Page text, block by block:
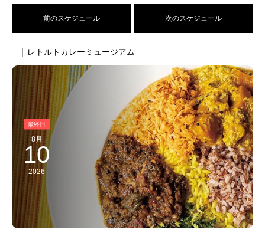
前のスケジュール 次のスケジュール
| レトルトカレーミュージアム
8月
10
2026